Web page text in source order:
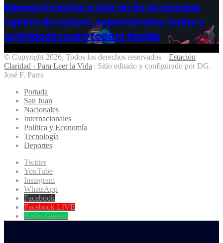
Rawson te invita a vivir un fin de semana
repleto de cultura, espectáculos, ferias y
actividades para toda la familia
© Copyright 2026, Todos los derechos reservados | Estación
Claridad - Para Leer la Vida | Sitio editado y configurado por DG.
José F. Parra
Portada
San Juan
Nacionales
Internacionales
Política y Economía
Tecnología
Deportes
Twitter
YouTube
Instagram
WhatsApp
Facebook
Facebook LIVE
Radio Garden